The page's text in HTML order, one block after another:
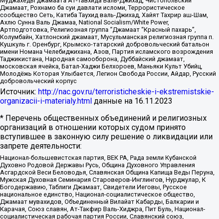
Джамаат, Рохнамо ба суи давлати исломи, Террористическое
сообщество Сеть, Катиба Таухид валь-Джихад, Хайят Тахрир аш-Шам,
Ахлю Сунна Валь Джамаа, National Socialism/White Power,
Артподготовка, Религиозная группа “Джамаат “Красный пахарь”,
Колумбайн, Хатлонский джамаат, Мусульманская религиозная группа п.
Кушкуль г. Оренбург, Крымско-татарский добровольческий батальон
имени Номана Челебиджихана, Азов, Партия исламского возрождения
Таджикистана, Народная самооборона, Дуббайский джамаат,
московская ячейка, Батал-Хаджи Белхороев, Маньяки Культ Убийц,
Молодёжь Которая Улыбается, Легион Свобода России, Айдар, Русский
добровольческий корпус
Источник: http://nac.gov.ru/terroristicheskie-i-ekstremistskie-
organizacii-i-materialy.html данные на 16.11.2023
* Перечень общественных объединений и религиозных
организаций в отношении которых судом принято
вступившее в законную силу решение о ликвидации или
запрете деятельности:
Национал-большевистская партия, ВЕК РА, Рада земли Кубанской
Духовно Родовой Державы Русь, Община Духовного Управления
Асгардской Веси Беловодья, Славянская Община Капища Веды Перуна,
Мужская Духовная Семинария Староверов-Инглингов, Нурджулар, К
Богодержавию, Таблиги Джамаат, Свидетели Иеговы, Русское
национальное единство, Национал-социалистическое общество,
Джамаат мувахидов, Объединенный Вилайат Кабарды, Балкарии и
Карачая, Союз славян, Ат-Такфир Валь-Хиджра, Пит Буль, Национал-
социалистическая рабочая партия России, Славянский союз,